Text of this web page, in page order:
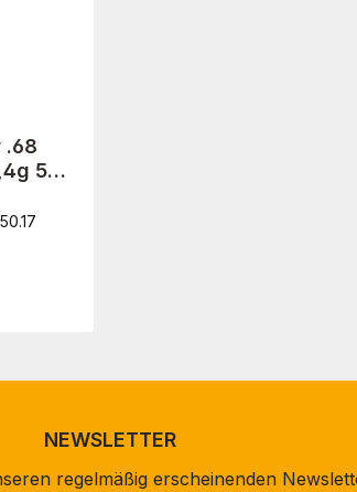
.68
50
NEWSLETTER
regelmäßig erscheinenden